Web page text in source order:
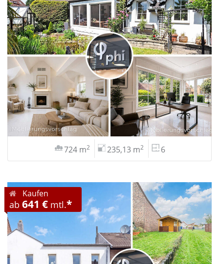
724 m2 235,13 m2 6
Kaufen
ab 641 € mtl.*